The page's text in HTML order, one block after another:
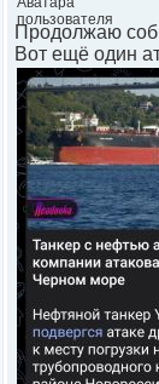
Продолжаю
Вот ещё один